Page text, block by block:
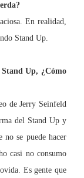
En realidad,
Stand Up.
Stand Up, ¿Cómo
de Jerry Seinfeld
del Stand Up y
no se puede hacer
casi no consumo
Es gente que